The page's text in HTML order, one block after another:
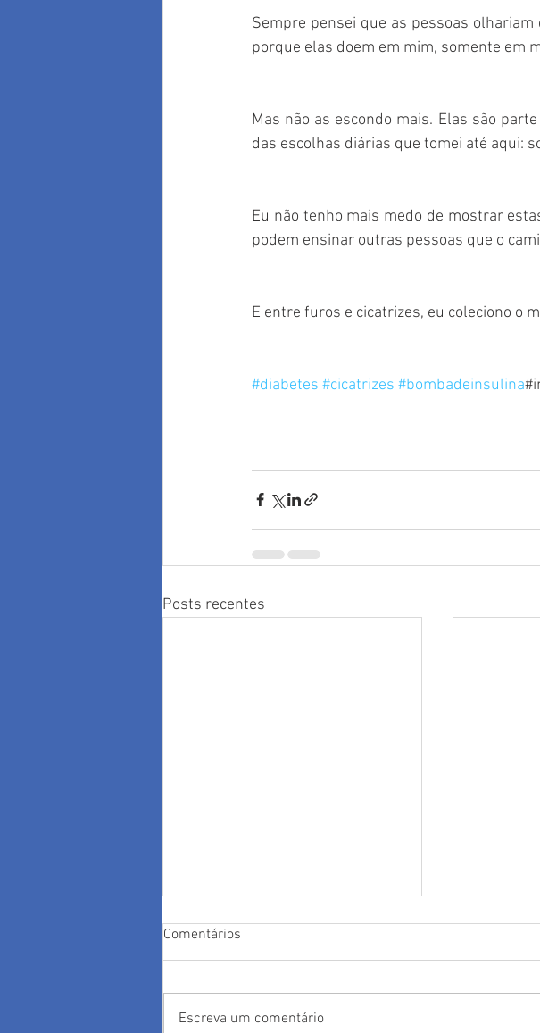
Sempre pensei que as pessoas
porque elas doem em mim, somente em
Mas não as escondo mais. Elas são
das escolhas diárias que tomei até aqui:
Eu não tenho mais medo de mostrar
podem ensinar outras pessoas que o
E entre furos e cicatrizes, eu coleciono o
#diabetes #cicatrizes #bombadeinsulina
Posts recentes
Comentários
Escreva um comentário